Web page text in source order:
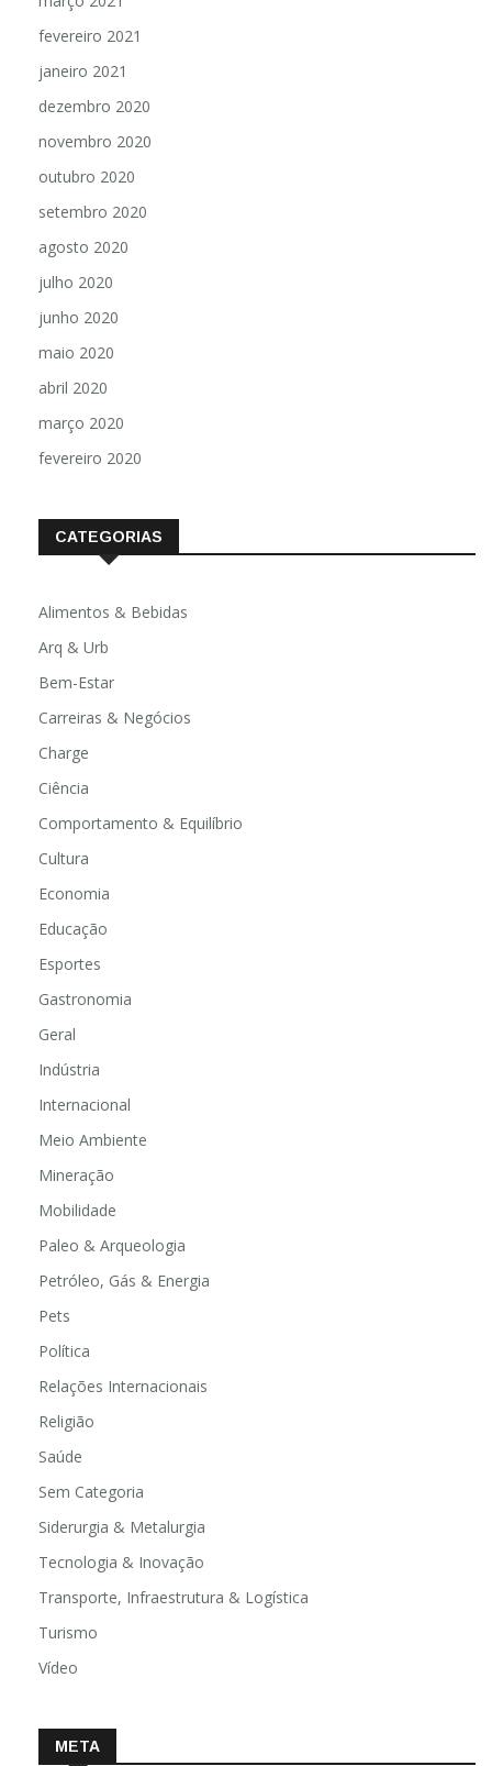
fevereiro 2021
janeiro 2021
dezembro 2020
novembro 2020
outubro 2020
setembro 2020
agosto 2020
julho 2020
junho 2020
maio 2020
abril 2020
março 2020
fevereiro 2020
CATEGORIAS
Alimentos & Bebidas
Arq & Urb
Bem-Estar
Carreiras & Negócios
Charge
Ciência
Comportamento & Equilíbrio
Cultura
Economia
Educação
Esportes
Gastronomia
Geral
Indústria
Internacional
Meio Ambiente
Mineração
Mobilidade
Paleo & Arqueologia
Petróleo, Gás & Energia
Pets
Política
Relações Internacionais
Religião
Saúde
Sem Categoria
Siderurgia & Metalurgia
Tecnologia & Inovação
Transporte, Infraestrutura & Logística
Turismo
Vídeo
META